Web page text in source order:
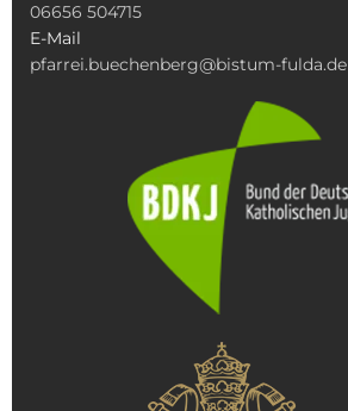
06656 504715
E-Mail
pfarrei.buechenberg@bistum-fulda.de